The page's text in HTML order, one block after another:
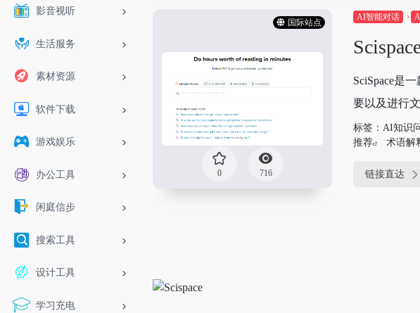
影音视听
生活服务
素材资源
软件下载
游戏娱乐
办公工具
闲庭信步
搜索工具
设计工具
学习充电
国际站点
0 716
AI智能对话
SciSpace是
要以及进行
标签： AI知识
推荐
术语解
链接直达